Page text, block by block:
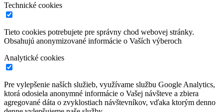
Technické cookies
Tieto cookies potrebujete pre správny chod webovej stránky.
Obsahujú anonymizované informácie o Vaších výberoch
Analytické cookies
Pre vylepšenie naších služieb, využívame službu Google Analytics,
ktorá odosiela anonymné informácie o Vašej návšteve a zbiera
agregované dáta o zvyklostiach návštevníkov, vďaka ktorým denno